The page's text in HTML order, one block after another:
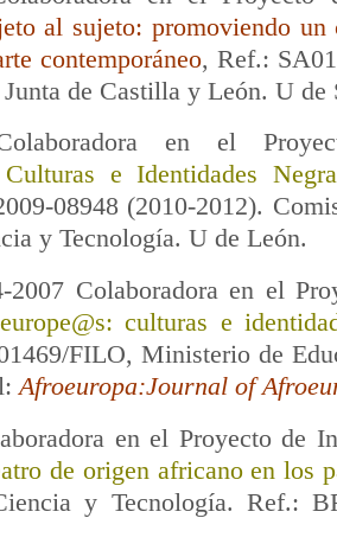
al sujeto: promoviendo un
contemporáneo, Ref.:
de Castilla y León. U de
en el
Culturas e Identidades
08948 (2010-2012).
y Tecnología. U de León.
2007 Colaboradora en el
culturas e
FILO, Ministerio de
Afroeuropa:Journal of
en el Proyecto de
de origen africano en los
y Tecnología. Ref.: